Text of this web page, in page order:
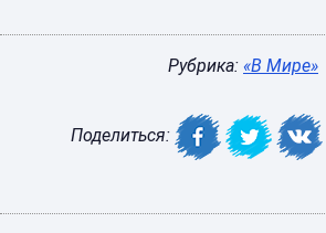
Рубрика: «В Мире»
Поделиться: